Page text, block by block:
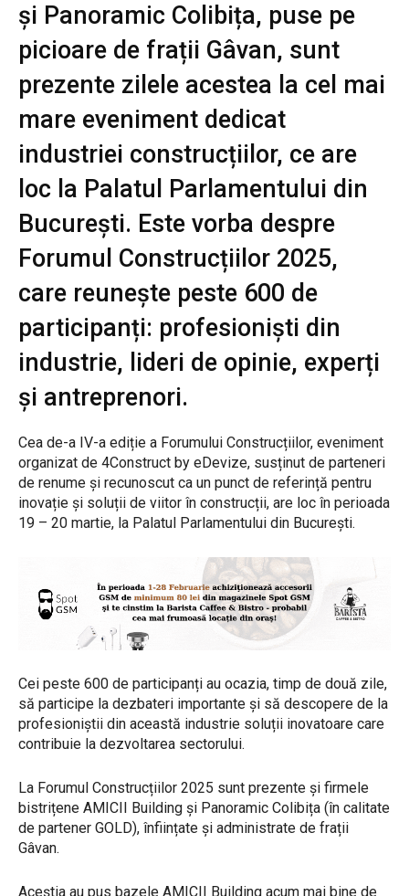
și Panoramic Colibița, puse pe
picioare de frații Gâvan, sunt
prezente zilele acestea la cel mai
mare eveniment dedicat
industriei construcțiilor, ce are
loc la Palatul Parlamentului din
București. Este vorba despre
Forumul Construcțiilor 2025,
care reunește peste 600 de
participanți: profesioniști din
industrie, lideri de opinie, experți
și antreprenori.
Cea de-a IV-a ediție a Forumului Construcțiilor, eveniment
organizat de 4Construct by eDevize, susținut de parteneri
de renume și recunoscut ca un punct de referință pentru
inovație și soluții de viitor în construcții, are loc în perioada
19 – 20 martie, la Palatul Parlamentului din București.
Cei peste 600 de participanți au ocazia, timp de două zile,
să participe la dezbateri importante și să descopere de la
profesioniștii din această industrie soluții inovatoare care
contribuie la dezvoltarea sectorului.
La Forumul Construcțiilor 2025 sunt prezente și firmele
bistrițene AMICII Building și Panoramic Colibița (în calitate
de partener GOLD), înființate și administrate de frații
Gâvan.
Aceștia au pus bazele AMICII Building acum mai bine de